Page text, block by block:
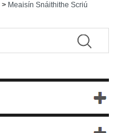
> Meaisín Snáithithe Scriú